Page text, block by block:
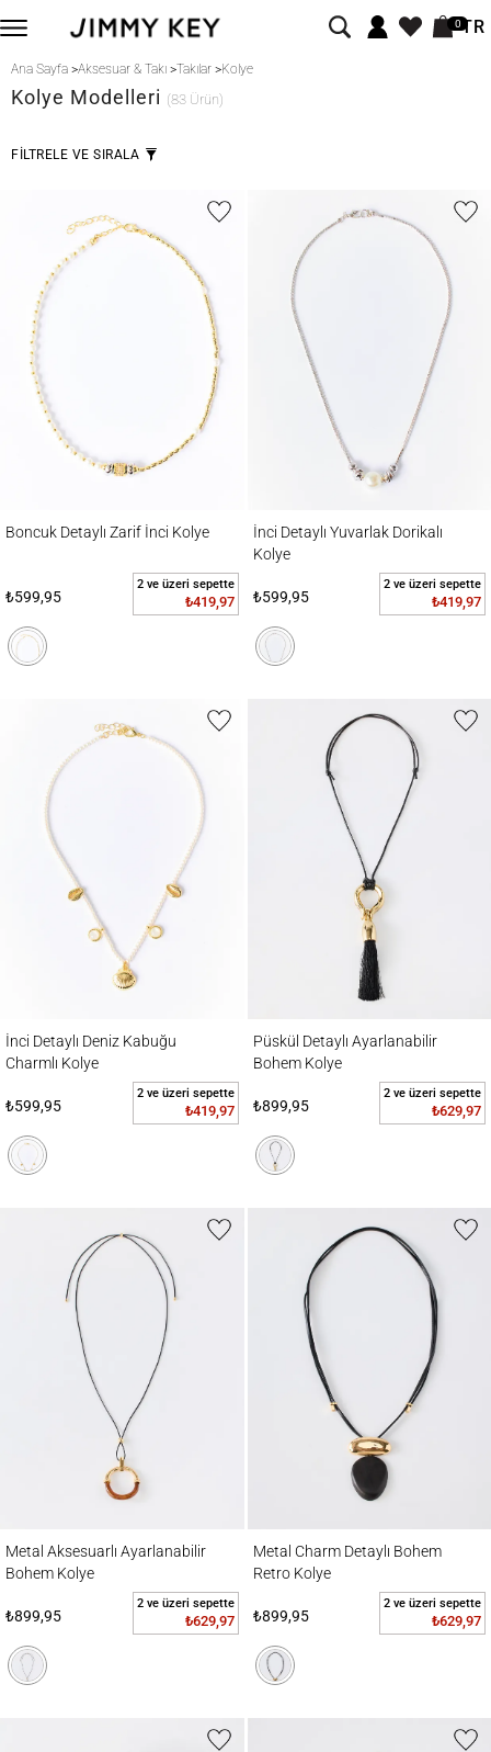
0TR
Ana Sayfa >Aksesuar & Takı >Takılar >Kolye
Kolye Modelleri (83 Ürün)
FİLTRELE VE SIRALA
Boncuk Detaylı Zarif İnci Kolye
₺599,95
2 ve üzeri sepette
₺419,97
İnci Detaylı Yuvarlak Dorikalı
Kolye
₺599,95
2 ve üzeri sepette
₺419,97
İnci Detaylı Deniz Kabuğu
Charmlı Kolye
₺599,95
2 ve üzeri sepette
₺419,97
Püskül Detaylı Ayarlanabilir
Bohem Kolye
₺899,95
2 ve üzeri sepette
₺629,97
Metal Aksesuarlı Ayarlanabilir
Bohem Kolye
₺899,95
2 ve üzeri sepette
₺629,97
Metal Charm Detaylı Bohem
Retro Kolye
₺899,95
2 ve üzeri sepette
₺629,97